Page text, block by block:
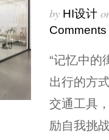
by HI设计
Comments
“记忆中的
出行的方
交通工具
励自我挑